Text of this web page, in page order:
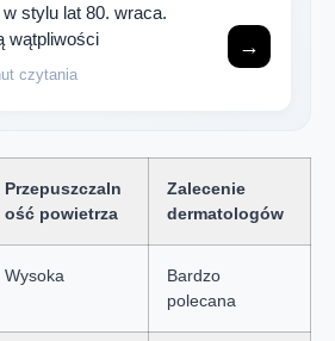
stylu lat 80. wraca.
wątpliwości
czytania
→
Przepuszczaln
ość powietrza
Zalecenie
dermatologów
Wysoka
Bardzo
polecana